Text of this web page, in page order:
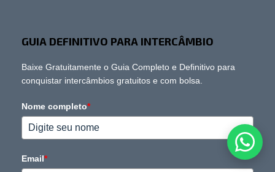
GUIA DEFINITIVO PARA INTERCÂMBIO
Baixe Gratuitamente o Guia Completo e Definitivo para
conquistar intercâmbios gratuitos e com bolsa.
Nome completo*
Email*